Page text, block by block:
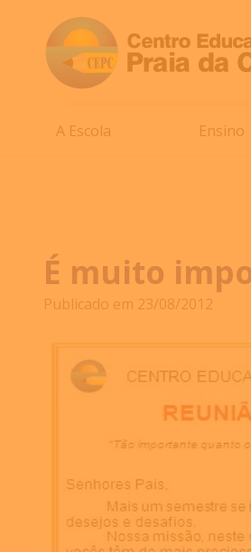
A Escola Ensino
É muito
Publicado em 23/08/2012